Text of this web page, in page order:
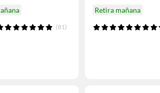
(81)
Retira mañana